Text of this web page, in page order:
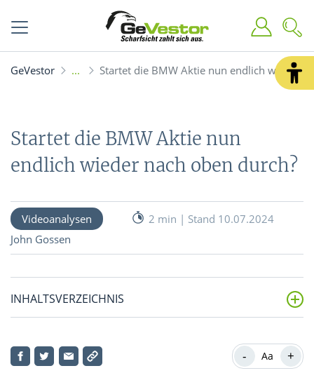
GeVestor Startet die BMW Aktie nun endlich wieder
Startet die BMW Aktie nun
endlich wieder nach oben durch?
Videoanalysen
2 min | Stand 10.07.2024
John Gossen
INHALTSVERZEICHNIS
Mein Dax Fazit - Aa +